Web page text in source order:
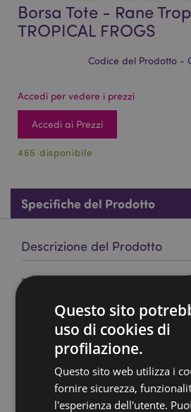
Borsa Tote - Rane
TROPICAL FROGS
Codice del Prodotto -
Accedi per vedere i prezzi
Accedi ai Prezzi
465 disponibile
Specifiche del Prodotto
Descrizione del Prodotto
Borsa Tote - Rane Tropicali TROPICAL
Materiali: 20% Cotone, 80%
Informazioni sul Prodotto:
dotato di cerniera zip o fodera.
Riutilizzabile:
Informazioni per il Lavaggio:
Adatto alla Stiratura:No
Questo sito
uso di cookies di
profilazione.
Questo sito web utilizza i
fornire sicurezza,
l'esperienza dell'utente.